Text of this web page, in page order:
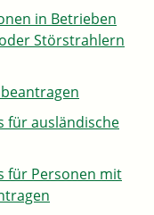
in Betrieben
Störstrahlern
für ausländische
für Personen mit